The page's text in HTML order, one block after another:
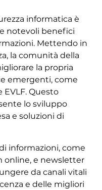
informatica è
notevoli benefici
Mettendo in
la comunità della
la propria
emergenti, come
Questo
lo sviluppo
e soluzioni di
informazioni, come
online, e newsletter
da canali vitali
e delle migliori